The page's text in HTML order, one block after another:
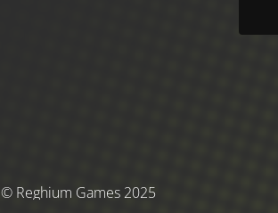
© Reghium Games 2025